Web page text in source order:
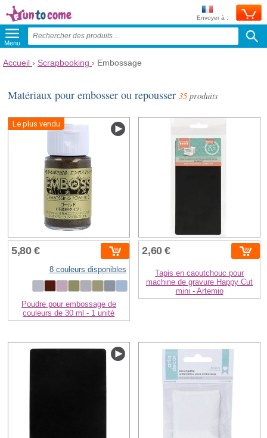
Envoyer à :
Menu
Accueil › Scrapbooking › Embossage
Matériaux pour embosser ou repousser35 produits
Le plus vendu
5,80 €
8 couleurs disponibles
Poudre pour embossage de
couleurs de 30 ml - 1 unité
2,60 €
Tapis en caoutchouc pour
machine de gravure Happy Cut
mini - Artemio